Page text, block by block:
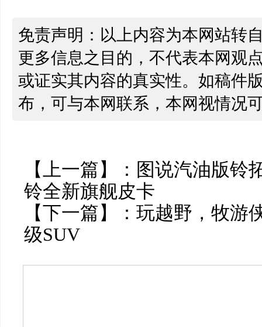
免责声明：以上内容为本网站转
更多信息之目的，不代表本网观
或证实其内容的真实性。如稿件
布，可与本网联系，本网视情况
【上一篇】： 图说汽油版铃
铃全新旗舰皮卡
【下一篇】： 玩越野，牧游
级SUV